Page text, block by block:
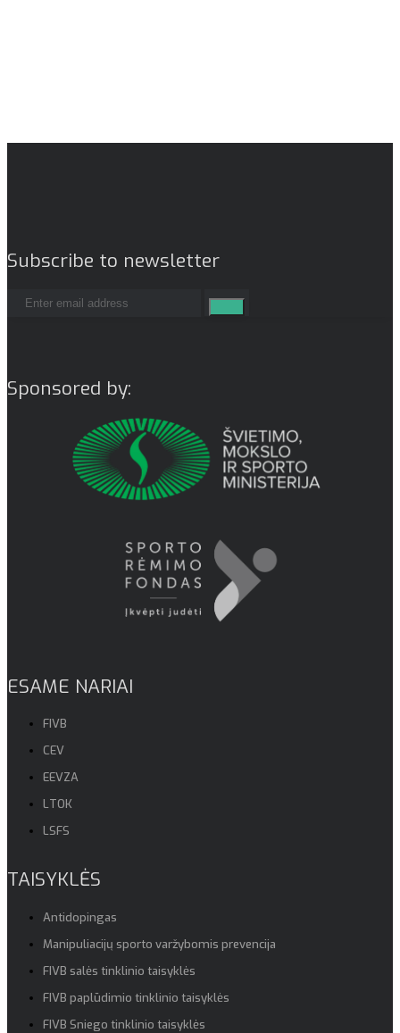
Subscribe to newsletter
Sponsored by:
ESAME NARIAI
FIVB
CEV
EEVZA
LTOK
LSFS
TAISYKLĖS
Antidopingas
Manipuliacijų sporto varžybomis prevencija
FIVB salės tinklinio taisyklės
FIVB paplūdimio tinklinio taisyklės
FIVB Sniego tinklinio taisyklės